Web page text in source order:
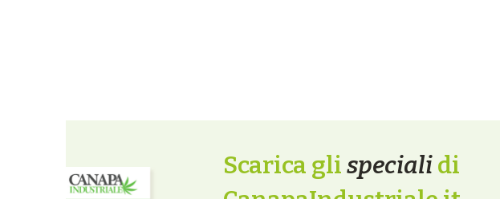
Scarica glispecialidi